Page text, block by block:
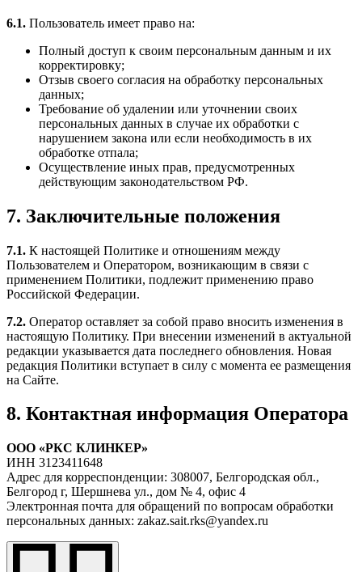
6.1. Пользователь имеет право на:
Полный доступ к своим персональным данным и их
корректировку;
Отзыв своего согласия на обработку персональных
данных;
Требование об удалении или уточнении своих
персональных данных в случае их обработки с
нарушением закона или если необходимость в их
обработке отпала;
Осуществление иных прав, предусмотренных
действующим законодательством РФ.
7. Заключительные положения
7.1. К настоящей Политике и отношениям между
Пользователем и Оператором, возникающим в связи с
применением Политики, подлежит применению право
Российской Федерации.
7.2. Оператор оставляет за собой право вносить изменения в
настоящую Политику. При внесении изменений в актуальной
редакции указывается дата последнего обновления. Новая
редакция Политики вступает в силу с момента ее размещения
на Сайте.
8. Контактная информация Оператора
ООО «РКС КЛИНКЕР»
ИНН 3123411648
Адрес для корреспонденции: 308007, Белгородская обл.,
Белгород г, Шершнева ул., дом № 4, офис 4
Электронная почта для обращений по вопросам обработки
персональных данных: zakaz.sait.rks@yandex.ru